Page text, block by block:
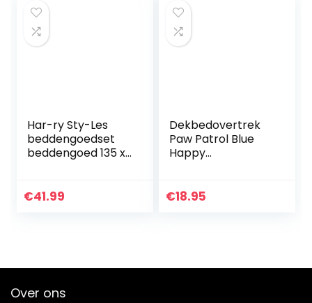
Kinderen…
Har-ry Sty-Les
beddengoedset
beddengoed 135 x
kinderdekbedover
€41.99
Dekbedovertrek
Paw Patrol Blue
Happy
€18.95
Over ons